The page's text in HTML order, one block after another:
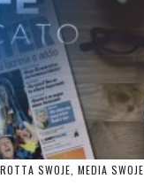
SWOJE, MEDIA SWOJE